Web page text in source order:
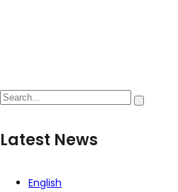
Latest News
English